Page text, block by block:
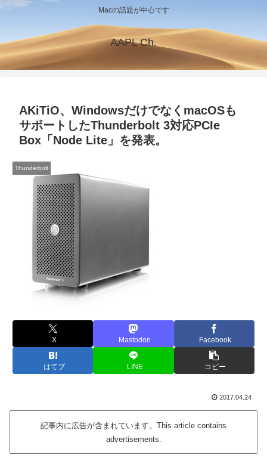
Macの話題が中心です
AAPL Ch.
AKiTiO、WindowsだけでなくmacOSも
サポートしたThunderbolt 3対応PCIe
Box「Node Lite」を発表。
Thunderbolt
X Mastodon Facebook
はてブ LINE コピー
2017.04.24
記事内に広告が含まれています。This article contains
advertisements.